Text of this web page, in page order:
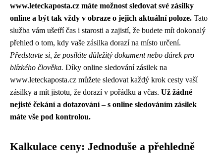
www.leteckaposta.cz máte možnost sledovat své zásilky
online a být tak vždy v obraze o jejich aktuální poloze. Tato
služba vám ušetří čas i starosti a zajistí, že budete mít dokonalý
přehled o tom, kdy vaše zásilka dorazí na místo určení.
Představte si, že posíláte důležitý dokument nebo dárek pro
blízkého člověka. Díky online sledování zásilek na
www.leteckaposta.cz můžete sledovat každý krok cesty vaší
zásilky a mít jistotu, že dorazí v pořádku a včas. Už žádné
nejisté čekání a dotazování – s online sledováním zásilek
máte vše pod kontrolou.
Kalkulace ceny: Jednoduše a přehledně